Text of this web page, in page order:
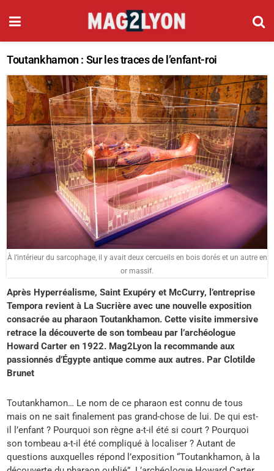
Toutankhamon : Sur les traces de l’enfant-roi
À l’intérieur du sarcophage, il y avait deux cercueils en bois dorés et un autre en
or massif.
Après Hyperréalisme, Saint Exupéry et McCurry, l’entreprise
Tempora revient à La Sucrière avec une nouvelle exposition
consacrée au pharaon Toutankhamon. Cette visite immersive
retrace la découverte de son tombeau par l’archéologue
Howard Carter en 1922. Mag2Lyon la recommande aux
passionnés d’Égypte antique comme aux autres. Par Clotilde
Brunet
Toutankhamon… Le nom de ce pharaon est connu de tous
mais on ne sait finalement pas grand-chose de lui. De qui est-
il l’enfant ? Pourquoi son règne a-t-il été si court ? Pourquoi
son tombeau a-t-il été compliqué à localiser ? Autant de
questions auxquelles répond l’exposition “Toutankhamon, à la